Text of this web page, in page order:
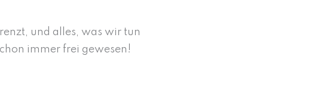
und alles, was wir tun
immer frei gewesen!